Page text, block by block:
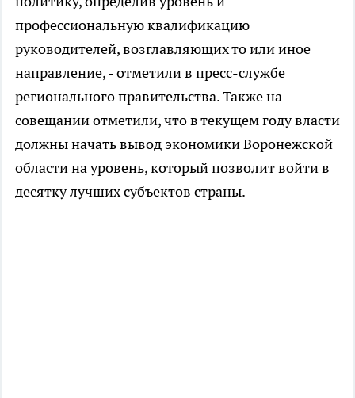
профессиональную квалификацию
руководителей, возглавляющих то или иное
направление, - отметили в пресс-службе
регионального правительства. Также на
совещании отметили, что в текущем году власти
должны начать вывод экономики Воронежской
области на уровень, который позволит войти в
десятку лучших субъектов страны.